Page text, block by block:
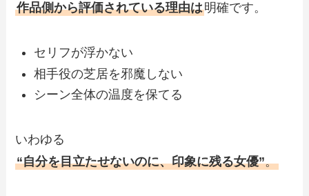
作品側から評価されている理由は明確です。
セリフが浮かない
相手役の芝居を邪魔しない
シーン全体の温度を保てる
いわゆる
“自分を目立たせないのに、印象に残る女優”。